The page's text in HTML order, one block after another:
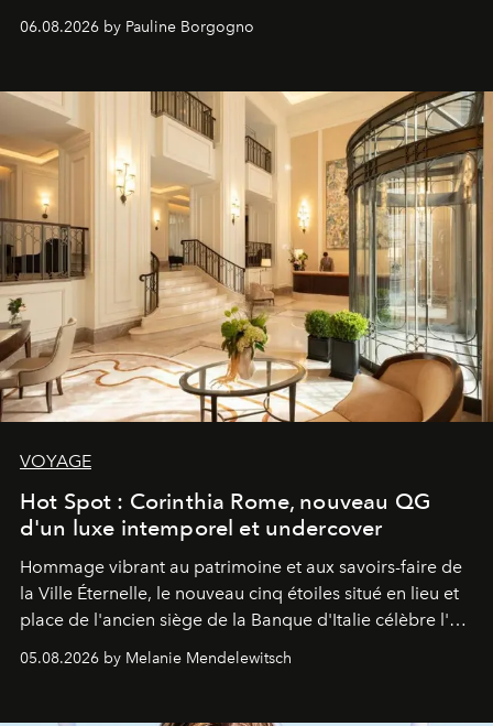
06.08.2026 by Pauline Borgogno
VOYAGE
Hot Spot : Corinthia Rome, nouveau QG
d'un luxe intemporel et undercover
Hommage vibrant au patrimoine et aux savoirs-faire de
la Ville Éternelle, le nouveau cinq étoiles situé en lieu et
place de l'ancien siège de la Banque d'Italie célèbre l'art
05.08.2026 by Melanie Mendelewitsch